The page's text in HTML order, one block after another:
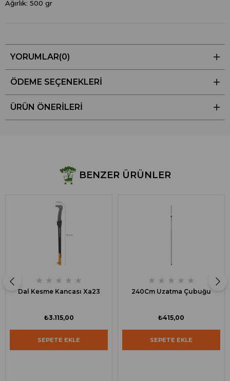
Ağırlık: 500 gr
YORUMLAR(0)
ÖDEME SEÇENEKLERI
ÜRÜN ÖNERILERI
BENZER ÜRÜNLER
★ ★ ★ ★ ★
Dal Kesme Kancası Xa23
₺3.115,00
SEPETE EKLE
★ ★ ★ ★ ★
240Cm Uzatma Çubuğu
₺415,00
SEPETE EKLE